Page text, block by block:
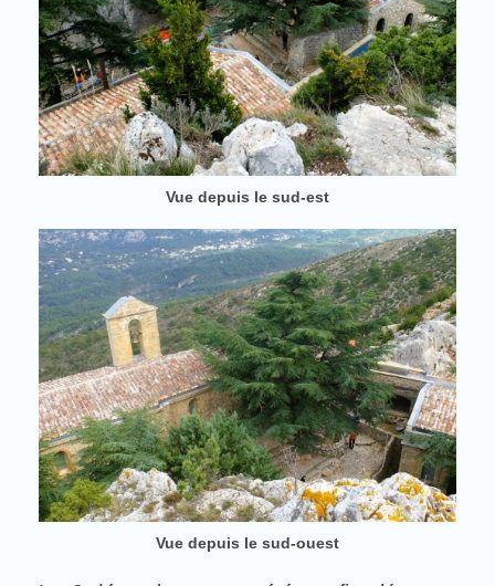
Vue depuis le sud-est
Vue depuis le sud-ouest